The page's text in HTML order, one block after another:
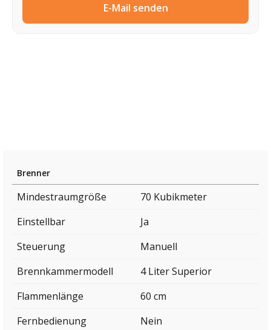
E-Mail senden
Brenner
Mindestraumgröße
70 Kubikmeter
Einstellbar
Ja
Steuerung
Manuell
Brennkammermodell
4 Liter Superior
Flammenlänge
60 cm
Fernbedienung
Nein